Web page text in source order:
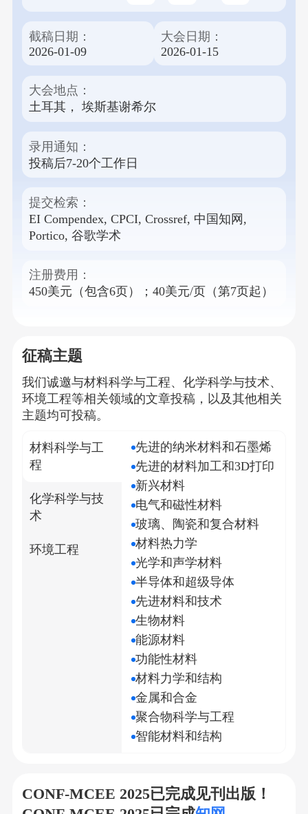
ISSN: 0277-786X) 或易达威学术出版社出版的
Applied and Computational Engineering (Print ISSN:
CNKI、Portico和Google Scholar等多个权威数据库。
我们诚邀各界专家学者积极投稿，参与本次盛会。
截稿日期：
2026-01-09
大会日期：
2026-01-15
大会地点：
土耳其， 埃斯基谢希尔
录用通知：
投稿后7-20个工作日
提交检索：
EI Compendex, CPCI, Crossref, 中国知网,
Portico, 谷歌学术
注册费用：
450美元（包含6页）；40美元/页（第7页起）
征稿主题
我们诚邀与材料科学与工程、化学科学与技术、
环境工程等相关领域的文章投稿，以及其他相关
主题均可投稿。
材料科学与工
程
化学科学与技
术
环境工程
先进的纳米材料和石墨烯
先进的材料加工和3D打印
新兴材料
电气和磁性材料
玻璃、陶瓷和复合材料
材料热力学
光学和声学材料
半导体和超级导体
先进材料和技术
生物材料
能源材料
功能性材料
材料力学和结构
金属和合金
聚合物科学与工程
智能材料和结构
CONF-MCEE 2025已完成见刊出版！